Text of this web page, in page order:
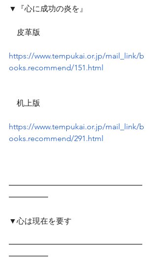
▼『心に成功の炎を』
皮革版
https://www.tempukai.or.jp/mail_link/b
ooks.recommend/151.html
机上版
https://www.tempukai.or.jp/mail_link/b
ooks.recommend/291.html
━━━━━━━━━━━━━━━━━
━━━━━
▼心は現在を要す
━━━━━━━━━━━━━━━━━
━━━━━